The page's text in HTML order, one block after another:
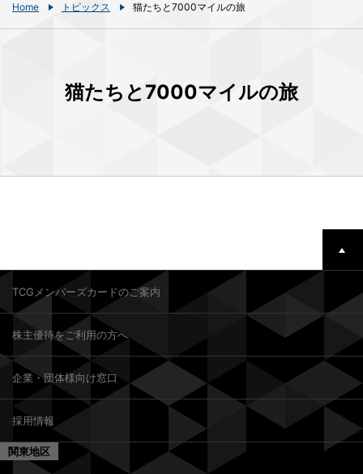
Home トピックス 猫たちと7000マイルの旅
猫たちと7000マイルの旅
TCGメンバーズカードのご案内
株主優待をご利用の方へ
企業・団体様向け窓口
採用情報
関東地区